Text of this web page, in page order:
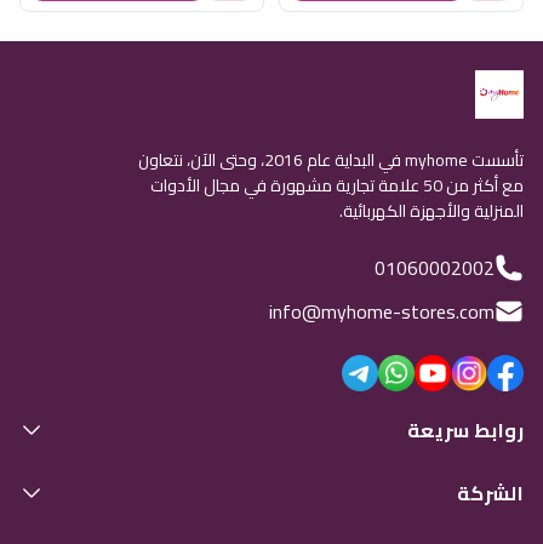
تأسست myhome في البداية عام 2016، وحتى الآن، نتعاون
مع أكثر من 50 علامة تجارية مشهورة في مجال الأدوات
المنزلية والأجهزة الكهربائية.
01060002002
info@myhome-stores.com
روابط سريعة
الشركة